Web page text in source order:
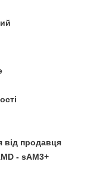
від продавця
- sAM3+